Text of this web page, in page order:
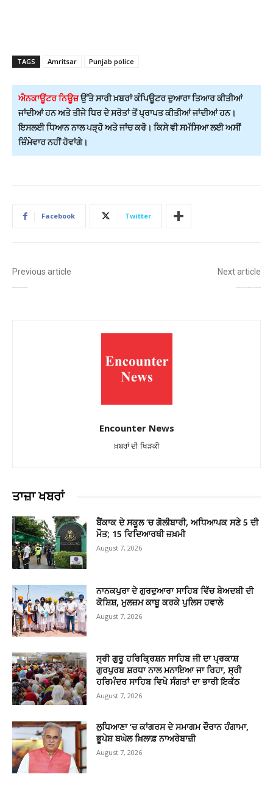
TAGS Amritsar Punjab police
ਐਨਕਾਊਂਟਰ ਨਿਊਜ਼ਉੱਤੇ ਸਾਰੀ ਖ਼ਬਰਾਂ ਕੰਪਿਊਟਰ ਦੁਆਰਾ ਤਿਆਰ ਕੀਤੀਆਂ
ਜਾਂਦੀਆਂ ਹਨ ਅਤੇ ਤੀਜੇ ਧਿਰ ਦੇ ਸਰੋਤਾਂ ਤੋਂ ਪ੍ਰਾਪਤ ਕੀਤੀਆਂ ਜਾਂਦੀਆਂ ਹਨ।
ਇਸਲਈ ਧਿਆਨ ਨਾਲ ਪੜ੍ਹੋ ਅਤੇ ਜਾਂਚ ਕਰੋ। ਕਿਸੇ ਵੀ ਸਮੱਸਿਆ ਲਈ ਅਸੀਂ
ਜ਼ਿੰਮੇਵਾਰ ਨਹੀਂ ਹੋਵਾਂਗੇ।
Facebook Twitter
Previous article Next article
Encounter News
ਖ਼ਬਰਾਂ ਦੀ ਖਿੜਕੀ
ਤਾਜ਼ਾ ਖਬਰਾਂ
ਬੈਂਕਾਕ ਦੇ ਸਕੂਲ ‘ਚ ਗੋਲੀਬਾਰੀ, ਅਧਿਆਪਕ ਸਣੇ 5 ਦੀ
ਮੌਤ; 15 ਵਿਦਿਆਰਥੀ ਜ਼ਖ਼ਮੀ
August 7, 2026
ਨਾਨਕਪੁਰਾ ਦੇ ਗੁਰਦੁਆਰਾ ਸਾਹਿਬ ਵਿੱਚ ਬੇਅਦਬੀ ਦੀ
ਕੋਸ਼ਿਸ਼, ਮੁਲਜ਼ਮ ਕਾਬੂ ਕਰਕੇ ਪੁਲਿਸ ਹਵਾਲੇ
August 7, 2026
ਸ੍ਰੀ ਗੁਰੂ ਹਰਿਕ੍ਰਿਸ਼ਨ ਸਾਹਿਬ ਜੀ ਦਾ ਪ੍ਰਕਾਸ਼
ਗੁਰਪੁਰਬ ਸ਼ਰਧਾ ਨਾਲ ਮਨਾਇਆ ਜਾ ਰਿਹਾ, ਸ੍ਰੀ
ਹਰਿਮੰਦਰ ਸਾਹਿਬ ਵਿਖੇ ਸੰਗਤਾਂ ਦਾ ਭਾਰੀ ਇਕੱਠ
August 7, 2026
ਲੁਧਿਆਣਾ ‘ਚ ਕਾਂਗਰਸ ਦੇ ਸਮਾਗਮ ਦੌਰਾਨ ਹੰਗਾਮਾ,
ਭੂਪੇਸ਼ ਬਘੇਲ ਖ਼ਿਲਾਫ਼ ਨਾਅਰੇਬਾਜ਼ੀ
August 7, 2026